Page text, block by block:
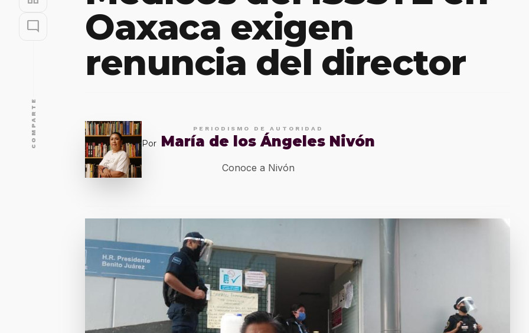
mode_comment
COMPARTE
Oaxaca exigen
renuncia del director
PERIODISMO DE AUTORIDAD
Por María de los Ángeles Nivón
Conoce a Nivón